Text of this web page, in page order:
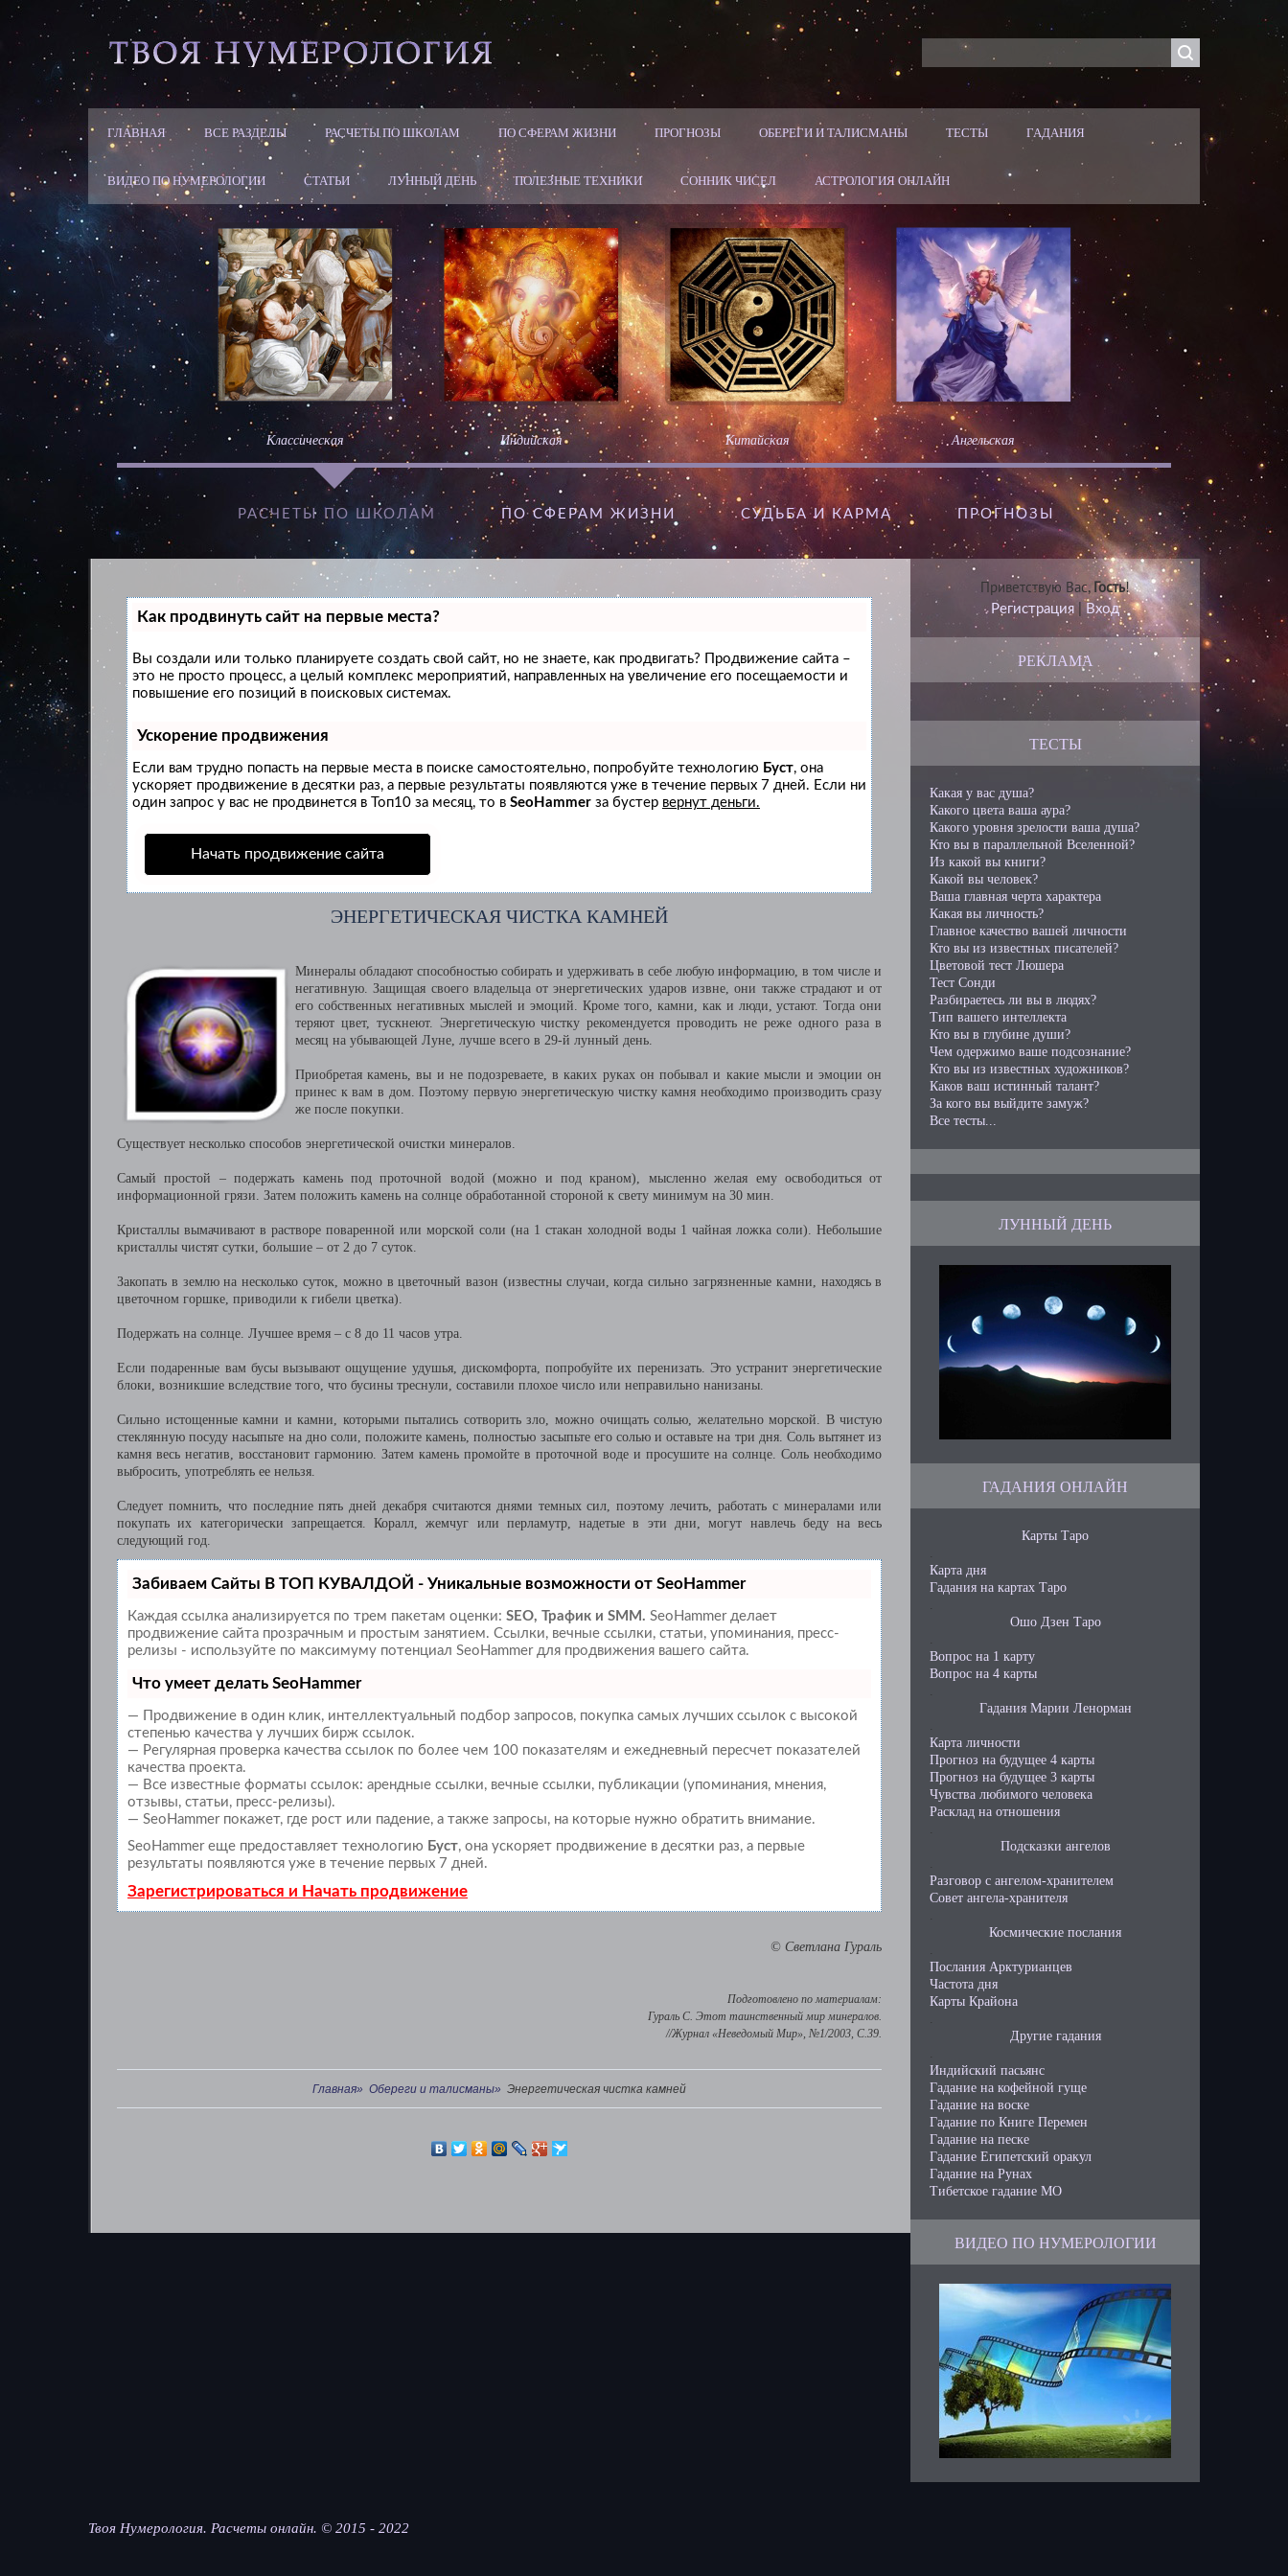
ГЛАВНАЯ ВСЕ РАЗДЕЛЫ РАСЧЕТЫ ПО ШКОЛАМ ПО СФЕРАМ ЖИЗНИ ПРОГНОЗЫ ОБЕРЕГИ И ТАЛИСМАНЫ ТЕСТЫ ГАДАНИЯ
ВИДЕО ПО НУМЕРОЛОГИИ СТАТЬИ ЛУННЫЙ ДЕНЬ ПОЛЕЗНЫЕ ТЕХНИКИ СОННИК ЧИСЕЛ АСТРОЛОГИЯ ОНЛАЙН
Классическая Индийская Китайская Ангельская
РАСЧЕТЫ ПО ШКОЛАМ ПО СФЕРАМ ЖИЗНИ CУДЬБА И КАРМА ПРОГНОЗЫ
Как продвинуть сайт на первые места?
Вы создали или только планируете создать свой сайт, но не знаете, как продвигать? Продвижение сайта –
это не просто процесс, а целый комплекс мероприятий, направленных на увеличение его посещаемости и
повышение его позиций в поисковых системах.
Ускорение продвижения
Если вам трудно попасть на первые места в поиске самостоятельно, попробуйте технологию Буст, она
ускоряет продвижение в десятки раз, а первые результаты появляются уже в течение первых 7 дней. Если ни
один запрос у вас не продвинется в Топ10 за месяц, то в SeoHammer за бустер вернут деньги.
Начать продвижение сайта
ЭНЕРГЕТИЧЕСКАЯ ЧИСТКА КАМНЕЙ
Минералы обладают способностью собирать и удерживать в себе любую информацию, в том числе и
негативную. Защищая своего владельца от энергетических ударов извне, они также страдают и от
его собственных негативных мыслей и эмоций. Кроме того, камни, как и люди, устают. Тогда они
теряют цвет, тускнеют. Энергетическую чистку рекомендуется проводить не реже одного раза в
месяц на убывающей Луне, лучше всего в 29-й лунный день.
Приобретая камень, вы и не подозреваете, в каких руках он побывал и какие мысли и эмоции он
принес к вам в дом. Поэтому первую энергетическую чистку камня необходимо производить сразу
же после покупки.
Существует несколько способов энергетической очистки минералов.
Самый простой – подержать камень под проточной водой (можно и под краном), мысленно желая ему освободиться от
информационной грязи. Затем положить камень на солнце обработанной стороной к свету минимум на 30 мин.
Кристаллы вымачивают в растворе поваренной или морской соли (на 1 стакан холодной воды 1 чайная ложка соли). Небольшие
кристаллы чистят сутки, большие – от 2 до 7 суток.
Закопать в землю на несколько суток, можно в цветочный вазон (известны случаи, когда сильно загрязненные камни, находясь в
цветочном горшке, приводили к гибели цветка).
Подержать на солнце. Лучшее время – с 8 до 11 часов утра.
Если подаренные вам бусы вызывают ощущение удушья, дискомфорта, попробуйте их перенизать. Это устранит энергетические
блоки, возникшие вследствие того, что бусины треснули, составили плохое число или неправильно нанизаны.
Сильно истощенные камни и камни, которыми пытались сотворить зло, можно очищать солью, желательно морской. В чистую
стеклянную посуду насыпьте на дно соли, положите камень, полностью засыпьте его солью и оставьте на три дня. Соль вытянет из
камня весь негатив, восстановит гармонию. Затем камень промойте в проточной воде и просушите на солнце. Соль необходимо
выбросить, употреблять ее нельзя.
Следует помнить, что последние пять дней декабря считаются днями темных сил, поэтому лечить, работать с минералами или
покупать их категорически запрещается. Коралл, жемчуг или перламутр, надетые в эти дни, могут навлечь беду на весь
следующий год.
Забиваем Сайты В ТОП КУВАЛДОЙ - Уникальные возможности от SeoHammer
Каждая ссылка анализируется по трем пакетам оценки: SEO, Трафик и SMM. SeoHammer делает
продвижение сайта прозрачным и простым занятием. Ссылки, вечные ссылки, статьи, упоминания, пресс-
релизы - используйте по максимуму потенциал SeoHammer для продвижения вашего сайта.
Что умеет делать SeoHammer
— Продвижение в один клик, интеллектуальный подбор запросов, покупка самых лучших ссылок с высокой
степенью качества у лучших бирж ссылок.
— Регулярная проверка качества ссылок по более чем 100 показателям и ежедневный пересчет показателей
качества проекта.
— Все известные форматы ссылок: арендные ссылки, вечные ссылки, публикации (упоминания, мнения,
отзывы, статьи, пресс-релизы).
— SeoHammer покажет, где рост или падение, а также запросы, на которые нужно обратить внимание.
SeoHammer еще предоставляет технологию Буст, она ускоряет продвижение в десятки раз, а первые
результаты появляются уже в течение первых 7 дней.
Зарегистрироваться и Начать продвижение
© Светлана Гураль
Подготовлено по материалам:
Гураль С. Этот таинственный мир минералов.
//Журнал «Неведомый Мир», №1/2003, C.39.
Главная» Обереги и талисманы» Энергетическая чистка камней
Приветствую Вас, Гость!
Регистрация |Вход
РЕКЛАМА
ТЕСТЫ
Какая у вас душа?
Какого цвета ваша аура?
Какого уровня зрелости ваша душа?
Кто вы в параллельной Вселенной?
Из какой вы книги?
Какой вы человек?
Ваша главная черта характера
Какая вы личность?
Главное качество вашей личности
Кто вы из известных писателей?
Цветовой тест Люшера
Тест Сонди
Разбираетесь ли вы в людях?
Тип вашего интеллекта
Кто вы в глубине души?
Чем одержимо ваше подсознание?
Кто вы из известных художников?
Каков ваш истинный талант?
За кого вы выйдите замуж?
Все тесты...
ЛУННЫЙ ДЕНЬ
ГАДАНИЯ ОНЛАЙН
Карты Таро
.
Карта дня
Гадания на картах Таро
.
Ошо Дзен Таро
.
Вопрос на 1 карту
Вопрос на 4 карты
.
Гадания Марии Ленорман
.
Карта личности
Прогноз на будущее 4 карты
Прогноз на будущее 3 карты
Чувства любимого человека
Расклад на отношения
.
Подсказки ангелов
.
Разговор с ангелом-хранителем
Совет ангела-хранителя
.
Космические послания
.
Послания Арктурианцев
Частота дня
Карты Крайона
.
Другие гадания
.
Индийский пасьянс
Гадание на кофейной гуще
Гадание на воске
Гадание по Книге Перемен
Гадание на песке
Гадание Египетский оракул
Гадание на Рунах
Тибетское гадание МО
ВИДЕО ПО НУМЕРОЛОГИИ
Твоя Нумерология. Расчеты онлайн. © 2015 - 2022